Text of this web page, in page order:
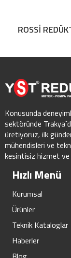
ROSSİ
Konusunda
sektöründe
üretiyoruz, ilk
mühendisleri ve
kesintisiz hizmet
Hızlı Menü
Kurumsal
Ürünler
Teknik Kataloglar
Haberler